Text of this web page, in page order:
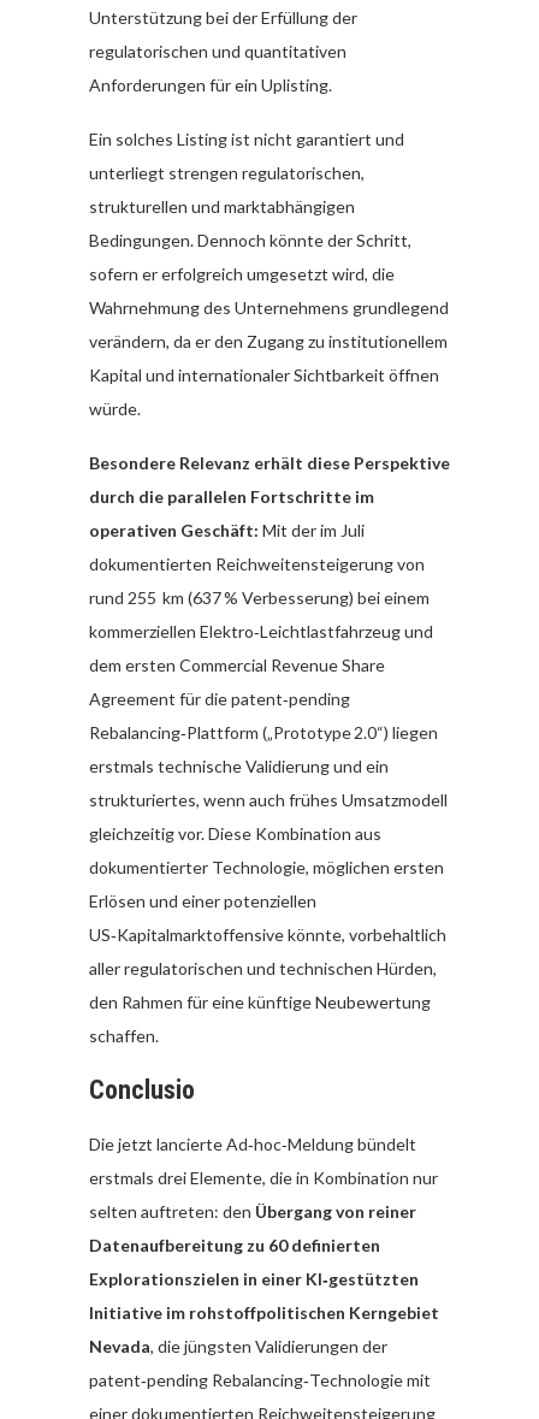
Unterstützung bei der Erfüllung der
regulatorischen und quantitativen
Anforderungen für ein Uplisting.
Ein solches Listing ist nicht garantiert und
unterliegt strengen regulatorischen,
strukturellen und marktabhängigen
Bedingungen. Dennoch könnte der Schritt,
sofern er erfolgreich umgesetzt wird, die
Wahrnehmung des Unternehmens grundlegend
verändern, da er den Zugang zu institutionellem
Kapital und internationaler Sichtbarkeit öffnen
würde.
Besondere Relevanz erhält diese Perspektive
durch die parallelen Fortschritte im
operativen Geschäft: Mit der im Juli
dokumentierten Reichweitensteigerung von
rund 255 km (637 % Verbesserung) bei einem
kommerziellen Elektro‑Leichtlastfahrzeug und
dem ersten Commercial Revenue Share
Agreement für die patent‑pending
Rebalancing‑Plattform („Prototype 2.0“) liegen
erstmals technische Validierung und ein
strukturiertes, wenn auch frühes Umsatzmodell
gleichzeitig vor. Diese Kombination aus
dokumentierter Technologie, möglichen ersten
Erlösen und einer potenziellen
US‑Kapitalmarktoffensive könnte, vorbehaltlich
aller regulatorischen und technischen Hürden,
den Rahmen für eine künftige Neubewertung
schaffen.
Conclusio
Die jetzt lancierte Ad‑hoc‑Meldung bündelt
erstmals drei Elemente, die in Kombination nur
selten auftreten: den Übergang von reiner
Datenaufbereitung zu 60 definierten
Explorationszielen in einer KI‑gestützten
Initiative im rohstoffpolitischen Kerngebiet
Nevada, die jüngsten Validierungen der
patent‑pending Rebalancing‑Technologie mit
einer dokumentierten Reichweitensteigerung